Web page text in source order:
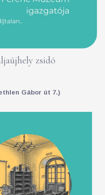
zsidó
Gábor út 7.)